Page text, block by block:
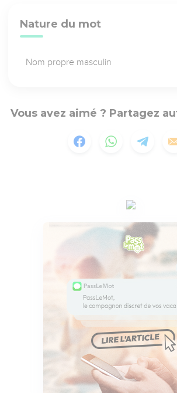
Nature du mot
Nom propre masculin
Vous avez aimé ? Partagez